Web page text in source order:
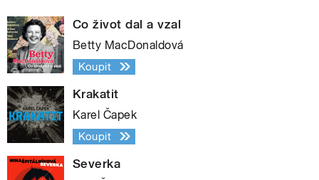
Co život dal a vzal
Betty MacDonaldová
Koupit
Krakatit
Karel Čapek
Koupit
Severka